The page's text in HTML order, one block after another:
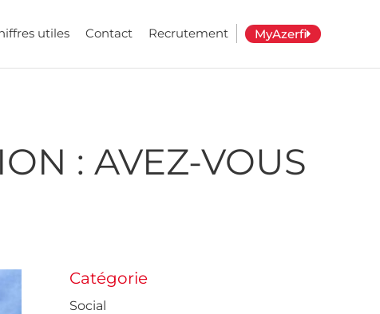
utiles Contact Recrutement MyAzerfi
: AVEZ-VOUS
Catégorie
Social